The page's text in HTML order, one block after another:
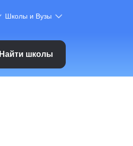
Школы и Вузы
Найти школы